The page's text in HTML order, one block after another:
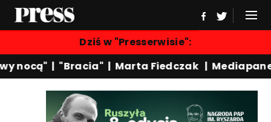
Dziś w "Presserwisie":
nocą"|"Bracia"| Marta Fiedczak|Mediapanel